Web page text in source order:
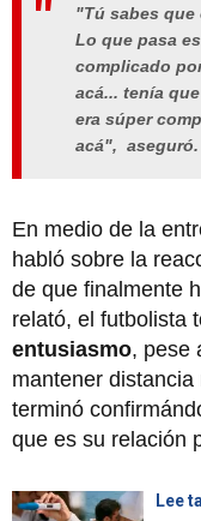
"Tú sabes que
Lo que pasa
complicado
acá... tenía
era súper
acá", aseguró.
En medio de la
habló sobre la
de que finalmente
relató, el futbolista
entusiasmo, pese
mantener
terminó
que es su relación
Lee